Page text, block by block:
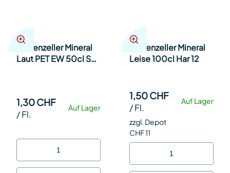
Appenzeller Mineral
Laut PET EW 50cl SP
Auf Lager
1,30 CHF
/Fl.
Appenzeller Mineral
Leise 100cl Har 12
Auf Lager
1,50 CHF
/Fl.
zzgl. Depot
CHF 11